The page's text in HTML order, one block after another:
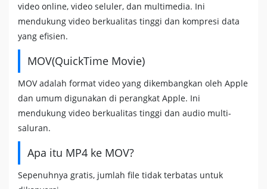
video online, video seluler, dan multimedia. Ini
mendukung video berkualitas tinggi dan kompresi data
yang efisien.
MOV(QuickTime Movie)
MOV adalah format video yang dikembangkan oleh Apple
dan umum digunakan di perangkat Apple. Ini
mendukung video berkualitas tinggi dan audio multi-
saluran.
Apa itu MP4 ke MOV?
Sepenuhnya gratis, jumlah file tidak terbatas untuk